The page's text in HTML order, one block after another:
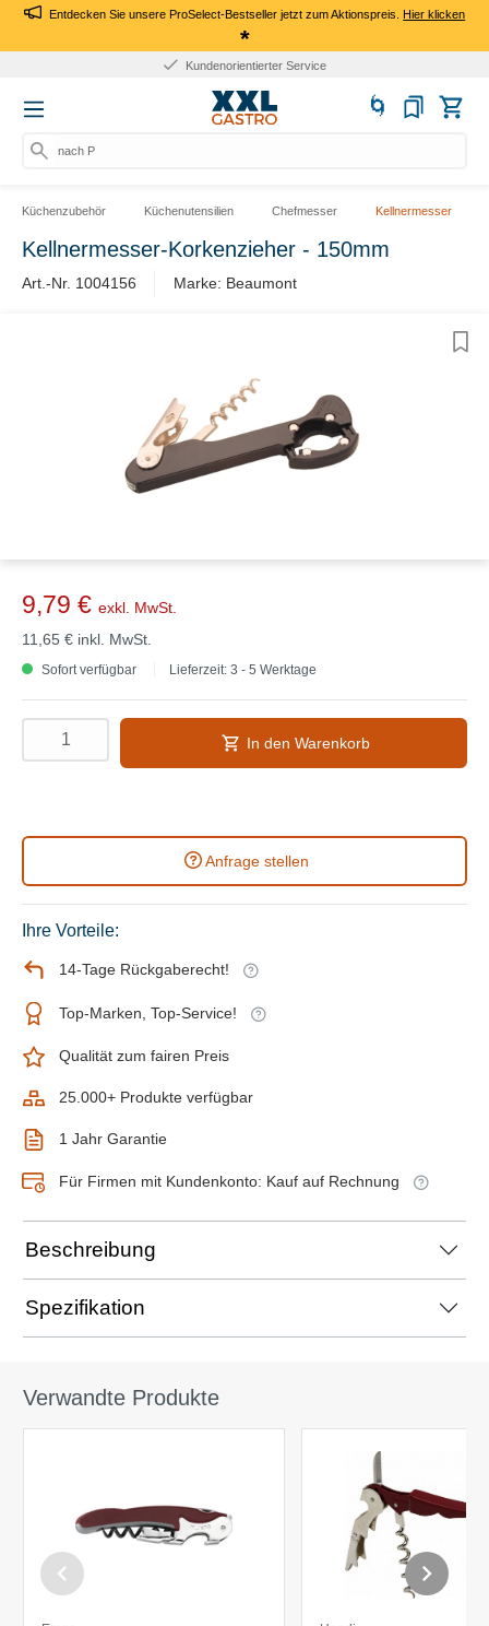
Entdecken Sie unsere ProSelect-Bestseller jetzt zum Aktionspreis.Hier klicken
*
Kundenorientierter Service
nach Pro
Küchenzubehör Küchenutensilien Chefmesser Kellnermesser
Kellnermesser-Korkenzieher - 150mm
Art.-Nr. 1004156 Marke: Beaumont
9,79 € exkl. MwSt.
11,65 € inkl. MwSt.
Sofort verfügbar Lieferzeit: 3 - 5 Werktage
In den Warenkorb
Anfrage stellen
Ihre Vorteile:
14-Tage Rückgaberecht!
Top-Marken, Top-Service!
Qualität zum fairen Preis
25.000+ Produkte verfügbar
1 Jahr Garantie
Für Firmen mit Kundenkonto: Kauf auf Rechnung
Beschreibung
Spezifikation
Verwandte Produkte